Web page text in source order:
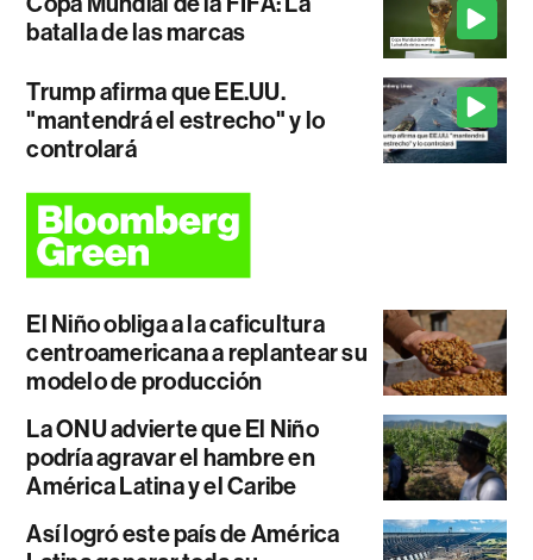
batalla de las marcas
Trump afirma que EE.UU.
"mantendrá el estrecho" y lo
controlará
El Niño obliga a la caficultura
centroamericana a replantear su
modelo de producción
La ONU advierte que El Niño
podría agravar el hambre en
América Latina y el Caribe
Así logró este país de América